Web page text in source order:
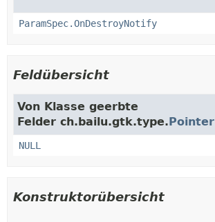
ParamSpec.OnDestroyNotify
Feldübersicht
Von Klasse geerbte
Felder ch.bailu.gtk.type.Pointer
NULL
Konstruktorübersicht